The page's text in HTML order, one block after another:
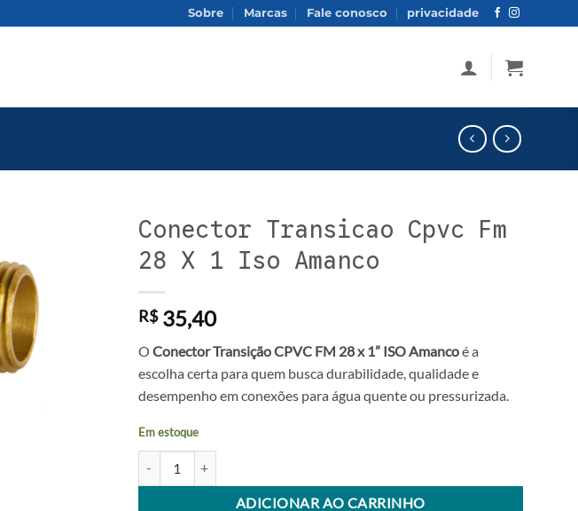
Sobre Marcas Fale conosco privacidade
Conector Transicao Cpvc Fm
28 X 1 Iso Amanco
R$35,40
O Conector Transição CPVC FM 28 x 1” ISO Amancoé a
escolha certa para quem busca durabilidade, qualidade e
desempenho em conexões para água quente ou pressurizada.
Em estoque
ADICIONAR AO CARRINHO
Alternative: